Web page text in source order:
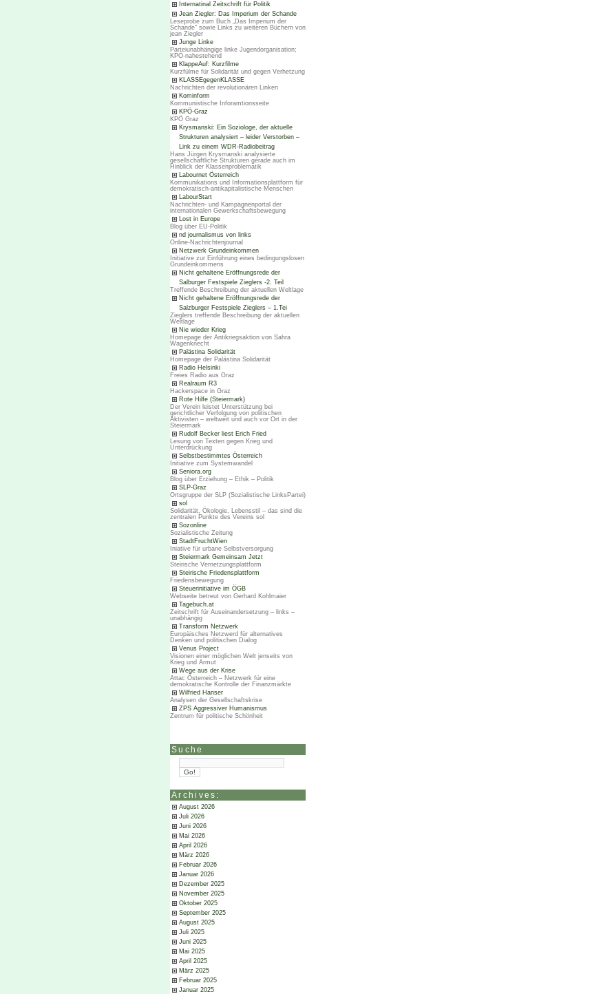
Internatinal Zeitschrift für Politik
Jean Ziegler: Das Imperium der Schande
Leseprobe zum Buch „Das Imperium der
Schande“ sowie Links zu weiteren Büchern von
jean Ziegler
Junge Linke
Parteiunabhängige linke Jugendorganisation;
KPÖ-nahestehend
KlappeAuf: Kurzfilme
Kurzfülme für Solidarität und gegen Verhetzung
KLASSEgegenKLASSE
Nachrichten der revolutionären Linken
Kominform
Kommunistische Inforamtionsseite
KPÖ-Graz
KPÖ Graz
Krysmanski: Ein Soziologe, der aktuelle
Strukturen analysiert – leider Verstorben –
Link zu einem WDR-Radiobeitrag
Hans Jürgen Krysmanski analysierte
gesellschaftliche Strukturen gerade auch im
Hinblick der Klassenproblematik
Labournet Österreich
Kommunikations und Informationsplattform für
demokratisch-antikapitalistische Menschen
LabourStart
Nachrichten- und Kampagnenportal der
internationalen Gewerkschaftsbewegung
Lost in Europe
Blog über EU-Politik
nd journalismus von links
Online-Nachrichtenjournal
Netzwerk Grundeinkommen
Initiative zur Einführung eines bedingungslosen
Grundeinkommens
Nicht gehaltene Eröffnungsrede der
Salburger Festspiele Zieglers -2. Teil
Treffende Beschreibung der aktuellen Weltlage
Nicht gehaltene Eröffnungsrede der
Salzburger Festspiele Zieglers – 1.Tei
Zieglers treffende Beschreibung der aktuellen
Weltlage
Nie wieder Krieg
Homepage der Antikriegsaktion von Sahra
Wagenknecht
Palästina Solidarität
Homepage der Palästina Solidarität
Radio Helsinki
Freies Radio aus Graz
Realraum R3
Hackerspace in Graz
Rote Hilfe (Steiermark)
Der Verein leistet Unterstützung bei
gerichtlicher Verfolgung von politischen
Aktivisten – weltweit und auch vor Ort in der
Steiermark
Rudolf Becker liest Erich Fried
Lesung von Texten gegen Krieg und
Unterdrückung
Selbstbestimmtes Österreich
Initiative zum Systemwandel
Seniora.org
Blog über Erziehung – Ethik – Politik
SLP-Graz
Ortsgruppe der SLP (Sozialistische LinksPartei)
sol
Solidarität, Ökologie, Lebensstil – das sind die
zentralen Punkte des Vereins sol
Sozonline
Sozialistische Zeitung
StadtFruchtWien
Iniative für urbane Selbstversorgung
Steiermark Gemeinsam Jetzt
Steirische Vernetzungsplattform
Steirische Friedensplattform
Friedensbewegung
Steuerinitiative im ÖGB
Webseite betreut von Gerhard Kohlmaier
Tagebuch.at
Zeitschrift für Auseinandersetzung – links –
unabhängig
Transform Netzwerk
Europäisches Netzwerd für alternatives
Denken und politischen Dialog
Venus Project
Visionen einer möglichen Welt jenseits von
Krieg und Armut
Wege aus der Krise
Attac Österreich – Netzwerk für eine
demokratische Kontrolle der Finanzmärkte
Wilfried Hanser
Analysen der Gesellschaftskrise
ZPS Aggressiver Humanismus
Zentrum für politische Schönheit
Suche
Archives:
August 2026
Juli 2026
Juni 2026
Mai 2026
April 2026
März 2026
Februar 2026
Januar 2026
Dezember 2025
November 2025
Oktober 2025
September 2025
August 2025
Juli 2025
Juni 2025
Mai 2025
April 2025
März 2025
Februar 2025
Januar 2025